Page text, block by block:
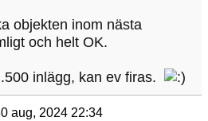
objekten inom nästa
och helt OK.
inlägg, kan ev firas.
aug, 2024 22:34